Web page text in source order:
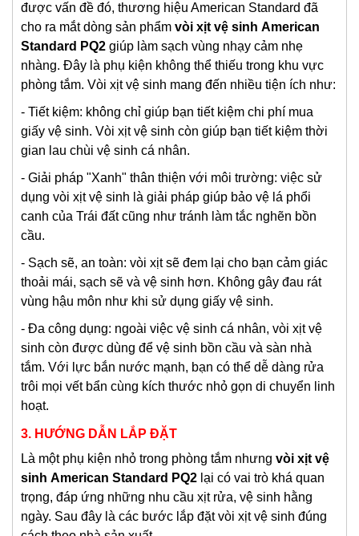
được vấn đề đó, thương hiệu American Standard đã
cho ra mắt dòng sản phẩm vòi xịt vệ sinh American
Standard PQ2 giúp làm sạch vùng nhạy cảm nhẹ
nhàng. Đây là phụ kiện không thể thiếu trong khu vực
phòng tắm. Vòi xịt vệ sinh mang đến nhiều tiện ích như:
- Tiết kiệm: không chỉ giúp bạn tiết kiệm chi phí mua
giấy vệ sinh. Vòi xịt vệ sinh còn giúp bạn tiết kiệm thời
gian lau chùi vệ sinh cá nhân.
- Giải pháp "Xanh" thân thiện với môi trường: việc sử
dụng vòi xịt vệ sinh là giải pháp giúp bảo vệ lá phổi
canh của Trái đất cũng như tránh làm tắc nghẽn bồn
cầu.
- Sạch sẽ, an toàn: vòi xịt sẽ đem lại cho bạn cảm giác
thoải mái, sạch sẽ và vệ sinh hơn. Không gây đau rát
vùng hậu môn như khi sử dụng giấy vệ sinh.
- Đa công dụng: ngoài việc vệ sinh cá nhân, vòi xịt vệ
sinh còn được dùng để vệ sinh bồn cầu và sàn nhà
tắm. Với lực bắn nước mạnh, bạn có thể dễ dàng rửa
trôi mọi vết bẩn cùng kích thước nhỏ gọn di chuyển linh
hoạt.
3. HƯỚNG DẪN LẮP ĐẶT
Là một phụ kiện nhỏ trong phòng tắm nhưng vòi xịt vệ
sinh American Standard PQ2 lại có vai trò khá quan
trọng, đáp ứng những nhu cầu xịt rửa, vệ sinh hằng
ngày. Sau đây là các bước lắp đặt vòi xịt vệ sinh đúng